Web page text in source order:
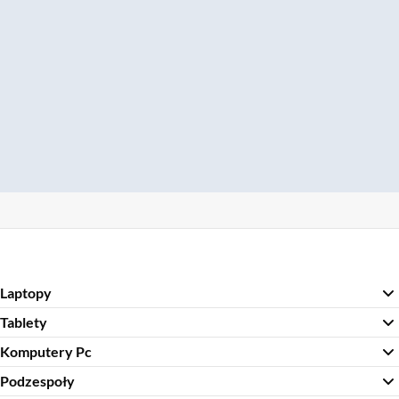
Laptopy
Tablety
Komputery Pc
Podzespoły